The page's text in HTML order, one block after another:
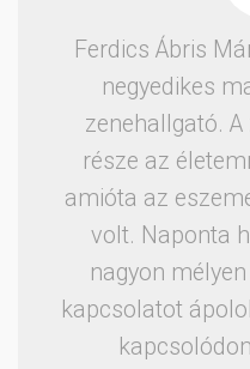
Ferdics Ábris
negyedikes
zenehallgató. A
része az
amióta az
volt. Naponta
nagyon
kapcsolatot